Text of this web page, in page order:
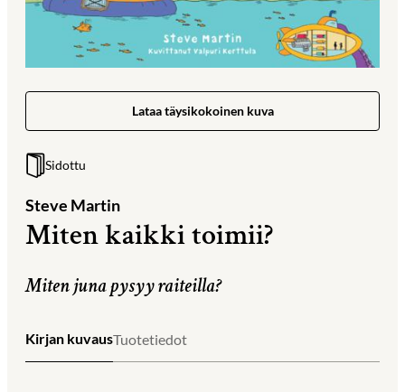
Lataa täysikokoinen kuva
Sidottu
Steve Martin
Miten kaikki toimii?
Miten juna pysyy raiteilla?
Kirjan kuvausTuotetiedot